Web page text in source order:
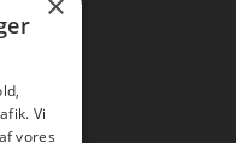
Vi
vores